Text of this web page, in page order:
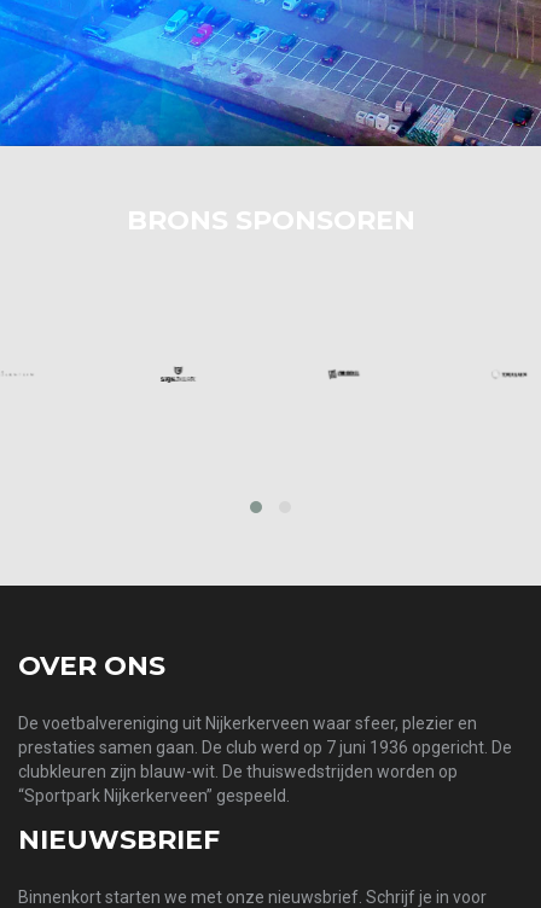
BRONS SPONSOREN
prev
OVER ONS
De voetbalvereniging uit Nijkerkerveen waar sfeer, plezier en
prestaties samen gaan. De club werd op 7 juni 1936 opgericht. De
clubkleuren zijn blauw-wit. De thuiswedstrijden worden op
“Sportpark Nijkerkerveen” gespeeld.
NIEUWSBRIEF
Binnenkort starten we met onze nieuwsbrief. Schrijf je in voor